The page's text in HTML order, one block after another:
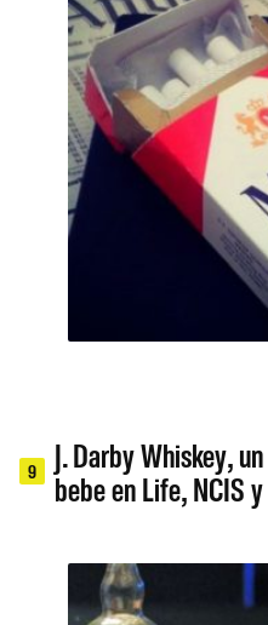
9
J. Darby Whiskey,
bebe en Life, NCIS